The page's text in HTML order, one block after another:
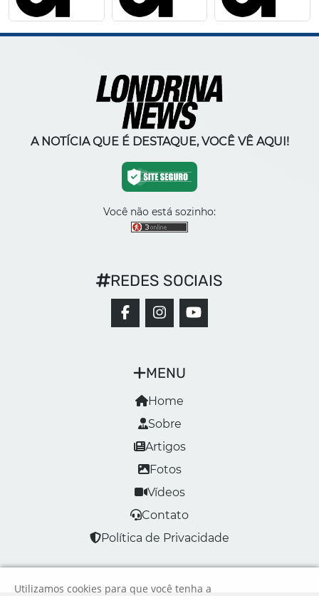
A NOTÍCIA QUE É DESTAQUE, VOCÊ VÊ AQUI!
Você não está sozinho:
MENU
Home
Sobre
Artigos
Fotos
Vídeos
Contato
Política de Privacidade
REDES SOCIAIS
Utilizamos cookies para que você tenha a